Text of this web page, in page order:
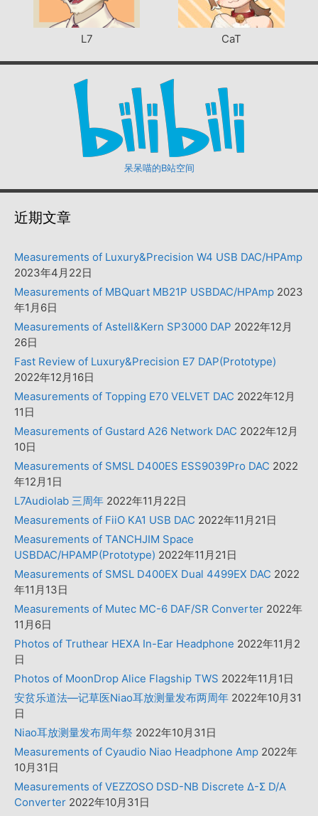
L7 CaT
呆呆喵的B站空间
近期文章
Measurements of Luxury&Precision W4 USB DAC/HPAmp
2023年4月22日
Measurements of MBQuart MB21P USBDAC/HPAmp 2023
年1月6日
Measurements of Astell&Kern SP3000 DAP 2022年12月
26日
Fast Review of Luxury&Precision E7 DAP(Prototype)
2022年12月16日
Measurements of Topping E70 VELVET DAC 2022年12月
11日
Measurements of Gustard A26 Network DAC 2022年12月
10日
Measurements of SMSL D400ES ESS9039Pro DAC 2022
年12月1日
L7Audiolab 三周年 2022年11月22日
Measurements of FiiO KA1 USB DAC 2022年11月21日
Measurements of TANCHJIM Space
USBDAC/HPAMP(Prototype) 2022年11月21日
Measurements of SMSL D400EX Dual 4499EX DAC 2022
年11月13日
Measurements of Mutec MC-6 DAF/SR Converter 2022年
11月6日
Photos of Truthear HEXA In-Ear Headphone 2022年11月2
日
Photos of MoonDrop Alice Flagship TWS 2022年11月1日
安贫乐道法—记草医Niao耳放测量发布两周年 2022年10月31
日
Niao耳放测量发布周年祭 2022年10月31日
Measurements of Cyaudio Niao Headphone Amp 2022年
10月31日
Measurements of VEZZOSO DSD-NB Discrete Δ-Σ D/A
Converter 2022年10月31日